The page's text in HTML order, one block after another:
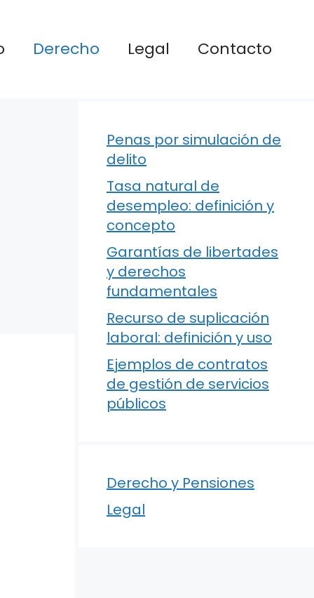
Derecho Legal Contacto
Penas por simulación de
delito
Tasa natural de
desempleo: definición y
concepto
Garantías de libertades
y derechos
fundamentales
Recurso de suplicación
laboral: definición y uso
Ejemplos de contratos
de gestión de servicios
públicos
Derecho y Pensiones
Legal